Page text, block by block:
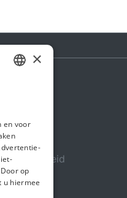
ENGLISH
×
en voor
op
u hiermee